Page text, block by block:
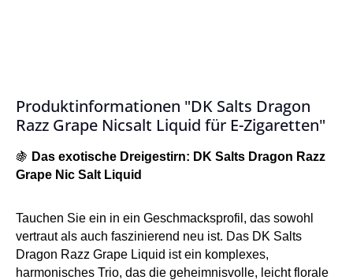
Produktinformationen "DK Salts Dragon
Razz Grape Nicsalt Liquid für E-Zigaretten"
🍇 Das exotische Dreigestirn: DK Salts Dragon Razz
Grape Nic Salt Liquid
Tauchen Sie ein in ein Geschmacksprofil, das sowohl
vertraut als auch faszinierend neu ist. Das DK Salts
Dragon Razz Grape Liquid ist ein komplexes,
harmonisches Trio, das die geheimnisvolle, leicht florale